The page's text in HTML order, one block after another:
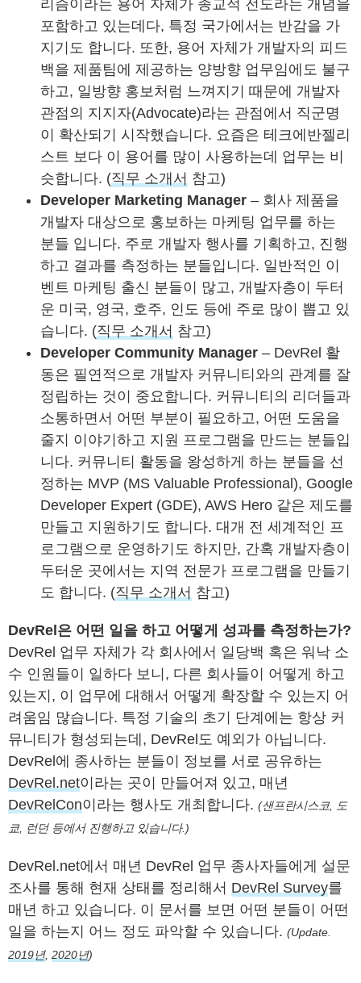
리즘이라는 용어 자체가 종교적 전도라는 개념을
포함하고 있는데다, 특정 국가에서는 반감을 가
지기도 합니다. 또한, 용어 자체가 개발자의 피드
백을 제품팀에 제공하는 양방향 업무임에도 불구
하고, 일방향 홍보처럼 느껴지기 때문에 개발자
관점의 지지자(Advocate)라는 관점에서 직군명
이 확산되기 시작했습니다. 요즘은 테크에반젤리
스트 보다 이 용어를 많이 사용하는데 업무는 비
슷합니다. (직무 소개서 참고)
Developer Marketing Manager – 회사 제품을
개발자 대상으로 홍보하는 마케팅 업무를 하는
분들 입니다. 주로 개발자 행사를 기획하고, 진행
하고 결과를 측정하는 분들입니다. 일반적인 이
벤트 마케팅 출신 분들이 많고, 개발자층이 두터
운 미국, 영국, 호주, 인도 등에 주로 많이 뽑고 있
습니다. (직무 소개서 참고)
Developer Community Manager – DevRel 활
동은 필연적으로 개발자 커뮤니티와의 관계를 잘
정립하는 것이 중요합니다. 커뮤니티의 리더들과
소통하면서 어떤 부분이 필요하고, 어떤 도움을
줄지 이야기하고 지원 프로그램을 만드는 분들입
니다. 커뮤니티 활동을 왕성하게 하는 분들을 선
정하는 MVP (MS Valuable Professional), Google
Developer Expert (GDE), AWS Hero 같은 제도를
만들고 지원하기도 합니다. 대개 전 세계적인 프
로그램으로 운영하기도 하지만, 간혹 개발자층이
두터운 곳에서는 지역 전문가 프로그램을 만들기
도 합니다. (직무 소개서 참고)
DevRel은 어떤 일을 하고 어떻게 성과를 측정하는가?
DevRel 업무 자체가 각 회사에서 일당백 혹은 워낙 소
수 인원들이 일하다 보니, 다른 회사들이 어떻게 하고
있는지, 이 업무에 대해서 어떻게 확장할 수 있는지 어
려움임 많습니다. 특정 기술의 초기 단계에는 항상 커
뮤니티가 형성되는데, DevRel도 예외가 아닙니다.
DevRel에 종사하는 분들이 정보를 서로 공유하는
DevRel.net이라는 곳이 만들어져 있고, 매년
DevRelCon이라는 행사도 개최합니다. (샌프란시스코, 도
쿄, 런던 등에서 진행하고 있습니다.)
DevRel.net에서 매년 DevRel 업무 종사자들에게 설문
조사를 통해 현재 상태를 정리해서 DevRel Survey를
매년 하고 있습니다. 이 문서를 보면 어떤 분들이 어떤
일을 하는지 어느 정도 파악할 수 있습니다. (Update.
2019년, 2020년)